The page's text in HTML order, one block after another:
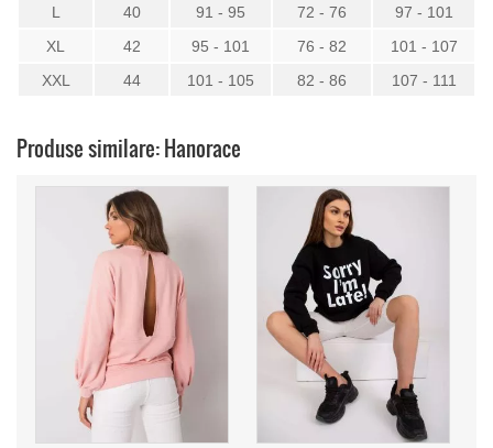
L 40 91 - 95 72 - 76
97 - 101
XL
42 95 - 101 76 - 82
101 - 107
XXL
44 101 - 105 82 - 86 107 - 111
Produse similare: Hanorace